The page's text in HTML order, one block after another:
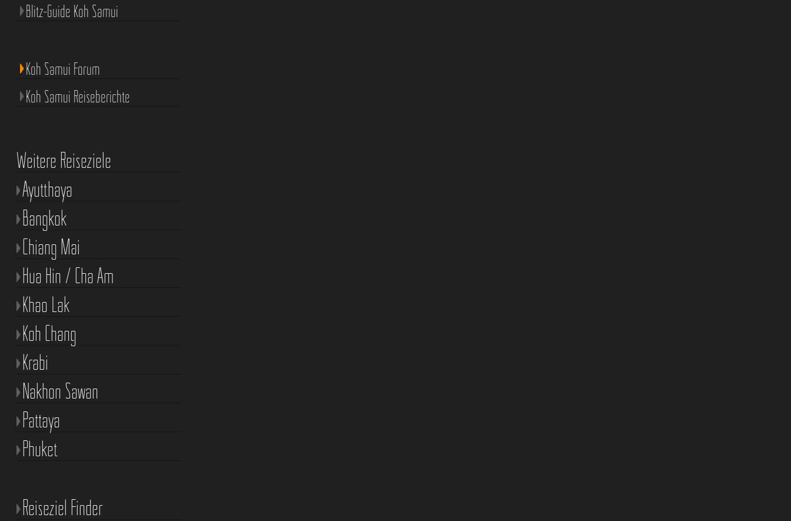
Blitz-Guide Koh Samui
Koh Samui Forum
Koh Samui Reiseberichte
Weitere Reiseziele
Ayutthaya
Bangkok
Chiang Mai
Hua Hin / Cha Am
Khao Lak
Koh Chang
Krabi
Nakhon Sawan
Pattaya
Phuket
Reiseziel Finder